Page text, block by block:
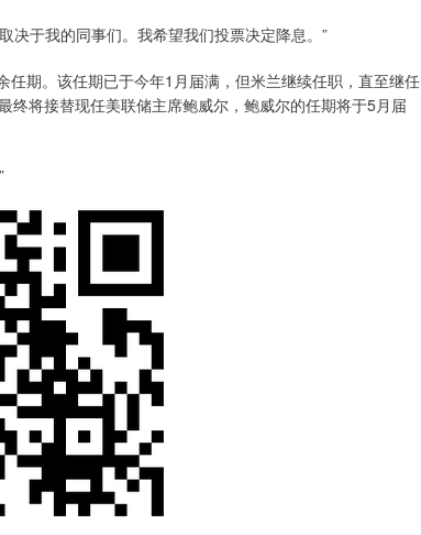
决于我的同事们。我希望我们投票决定降息。”
期。该任期已于今年1月届满，但米兰继续任职，直至继任
终将接替现任美联储主席鲍威尔，鲍威尔的任期将于5月届